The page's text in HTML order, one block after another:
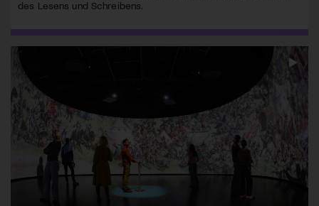
des Lesens und Schreibens.